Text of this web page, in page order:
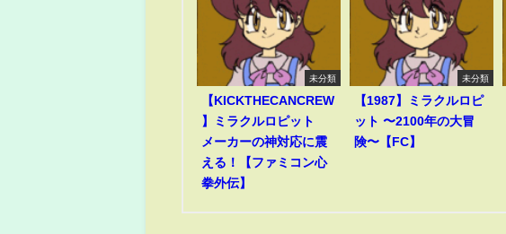
未分類
【KICKTHECANCREW
】ミラクルロピット
メーカーの神対応に震
える！【ファミコン心
拳外伝】
未分類
【1987】ミラクルロピ
ット 〜2100年の大冒
険〜【FC】